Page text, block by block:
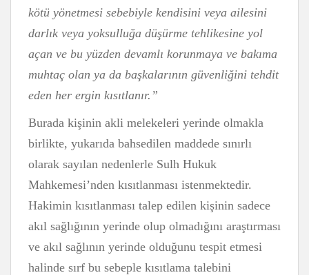
kötü yönetmesi sebebiyle kendisini veya ailesini
darlık veya yoksulluğa düşürme tehlikesine yol
açan ve bu yüzden devamlı korunmaya ve bakıma
muhtaç olan ya da başkalarının güvenliğini tehdit
eden her ergin kısıtlanır.”
Burada kişinin akli melekeleri yerinde olmakla
birlikte, yukarıda bahsedilen maddede sınırlı
olarak sayılan nedenlerle Sulh Hukuk
Mahkemesi’nden kısıtlanması istenmektedir.
Hakimin kısıtlanması talep edilen kişinin sadece
akıl sağlığının yerinde olup olmadığını araştırması
ve akıl sağlının yerinde olduğunu tespit etmesi
halinde sırf bu sebeple kısıtlama talebini